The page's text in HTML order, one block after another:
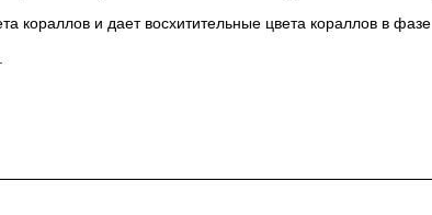
кораллов и дает восхитительные цвета кораллов в фазе